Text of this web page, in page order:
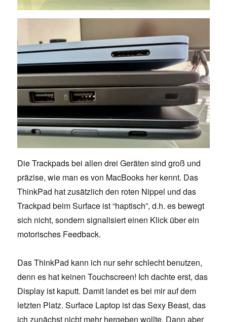
Die Trackpads bei allen drei Geräten sind groß und
präzise, wie man es von MacBooks her kennt. Das
ThinkPad hat zusätzlich den roten Nippel und das
Trackpad beim Surface ist “haptisch”, d.h. es bewegt
sich nicht, sondern signalisiert einen Klick über ein
motorisches Feedback.
Das ThinkPad kann ich nur sehr schlecht benutzen,
denn es hat keinen Touchscreen! Ich dachte erst, das
Display ist kaputt. Damit landet es bei mir auf dem
letzten Platz. Surface Laptop ist das Sexy Beast, das
ich zunächst nicht mehr hergeben wollte. Dann aber